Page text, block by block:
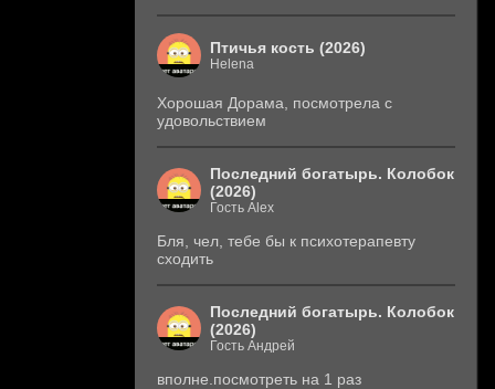
Птичья кость (2026)
Helena
Хорошая Дорама, посмотрела с
удовольствием
Последний богатырь. Колобок
(2026)
Гость Alex
Бля, чел, тебе бы к психотерапевту
сходить
Последний богатырь. Колобок
(2026)
Гость Андрей
вполне.посмотреть на 1 раз